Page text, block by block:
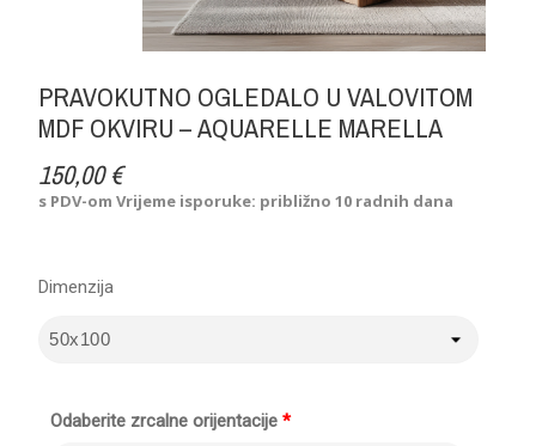
PRAVOKUTNO OGLEDALO U VALOVITOM
MDF OKVIRU – AQUARELLE MARELLA
150,00 €
s PDV-omVrijeme isporuke: približno 10 radnih dana
*
Odaberite zrcalne orijentacije
Dimenzija